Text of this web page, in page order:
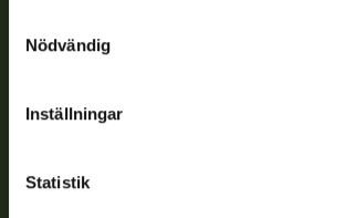
Nödvändig
Inställningar
Statistik
Finlands viltcentral främjar en hållbar
jaktvårdsföreningarnas verksamhet, ser till